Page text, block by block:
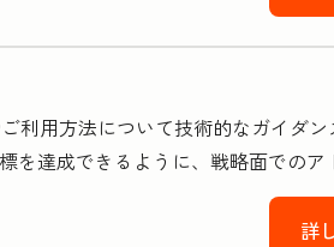
利用方法について技術的なガイダ
を達成できるように、戦略面でのア
詳